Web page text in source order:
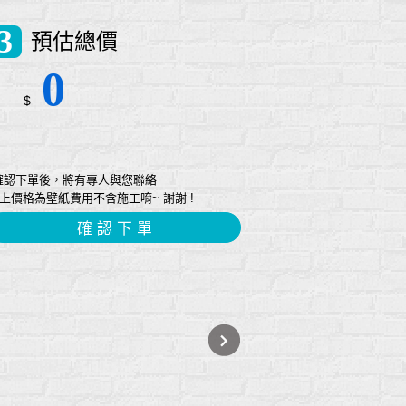
預估總價
0
認下單後，將有專人與您聯絡
價格為壁紙費用不含施工唷~ 謝謝 !